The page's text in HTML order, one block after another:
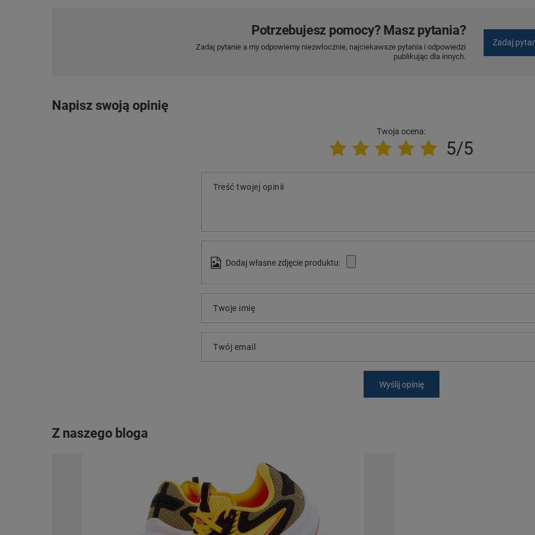
Potrzebujesz pomocy? Masz pytania?
Zadaj pytanie a my odpowiemy niezwłocznie, najciekawsze pytania i odpowiedzi
publikując dla innych.
Zadaj
Napisz swoją opinię
Twoja ocena:
5/5
Treść twojej opinii
Dodaj własne zdjęcie produktu:
Twoje imię
Twój email
Wyślij opinię
Z naszego bloga